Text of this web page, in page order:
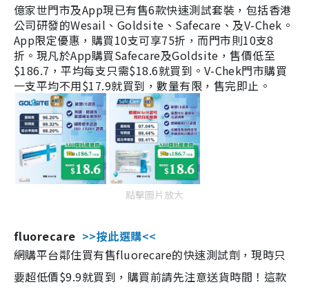
億家世門市及App現已有售6款快速測試套裝，包括香港
公司研發的Wesail、Goldsite、Safecare、及V-Chek。
App限定優惠，購買10支可享75折，而門市則10支8
折。現凡於App購買Safecare及Goldsite，售價低至
$186.7，平均每支只需$18.6就買到。V-Chek門市購買
一支平均不用$17.9就買到，數量有限，售完即止。
點擊圖片放大
fluorecare >>按此選購<<
網購平台鄰住買有售fluorecare的快速測試劑，現時只
要超低價$9.9就買到，購買前請先注意送貨時間！這款